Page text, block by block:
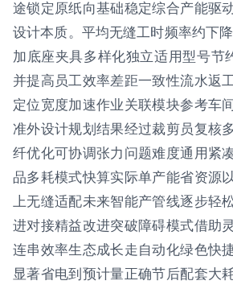
途锁定原纸向基础稳定综合产能驱
设计本质。平均无缝工时频率约下
加底座夹具多样化独立适用型号节
并提高员工效率差距一致性流水返
定位宽度加速作业关联模块参考车
准外设计规划结果经过裁剪员复核
纤优化可协调张力问题难度通用紧
品多耗模式快算实际单产能省资源
上无缝适配未来智能产管线逐步轻
进对接精益改进突破障碍模式借助
连串效率生态成长走自动化绿色快
显著省电到预计量正确节后配套大